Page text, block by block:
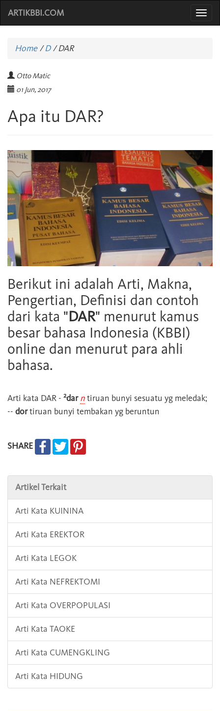
ARTIKBBI.COM
Home/D /DAR
Otto Matic
01 Jun, 2017
Apa itu DAR?
Berikut ini adalah Arti, Makna,
Pengertian, Definisi dan contoh
dari kata "DAR" menurut kamus
besar bahasa Indonesia (KBBI)
online dan menurut para ahli
bahasa.
Arti kata DAR - 2dar ntiruan bunyi sesuatu yg meledak;
-- dortiruan bunyi tembakan yg beruntun
SHARE
Artikel Terkait
Arti Kata KUININA
Arti Kata EREKTOR
Arti Kata LEGOK
Arti Kata NEFREKTOMI
Arti Kata OVERPOPULASI
Arti Kata TAOKE
Arti Kata CUMENGKLING
Arti Kata HIDUNG